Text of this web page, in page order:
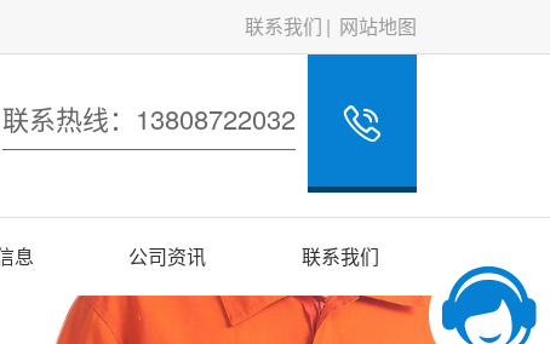
联系我们 网站地图
联系热线：13808722032
息 公司资讯 联系我们